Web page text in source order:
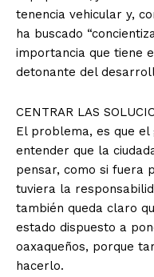
tenencia vehicular y,
ha buscado
importancia que tiene
detonante del
CENTRAR LAS
El problema, es que
entender que la
pensar, como si fuera
tuviera la
también queda claro
estado dispuesto a
oaxaqueños, porque
hacerlo.